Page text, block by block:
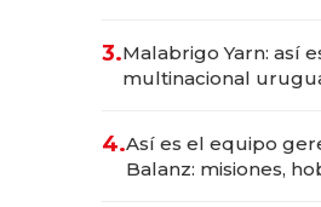
anticipación y
3.Malabrigo Yarn: así
multinacional
4.Así es el equipo
Balanz: misiones,